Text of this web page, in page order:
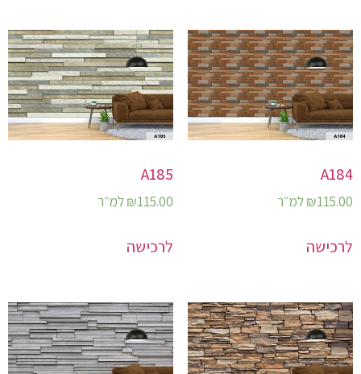
A184
₪115.00 למ״ר
לרכישה
A185
₪115.00 למ״ר
לרכישה